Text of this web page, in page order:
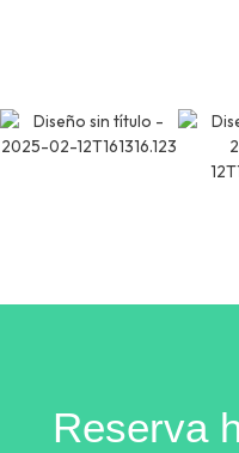
Reserva